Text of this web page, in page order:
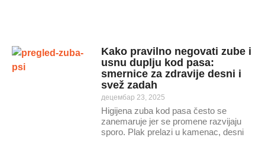
Kako pravilno negovati zube i
usnu duplju kod pasa:
smernice za zdravije desni i
svež zadah
децембар 23, 2025
Higijena zuba kod pasa često se
zanemaruje jer se promene razvijaju
sporo. Plak prelazi u kamenac, desni